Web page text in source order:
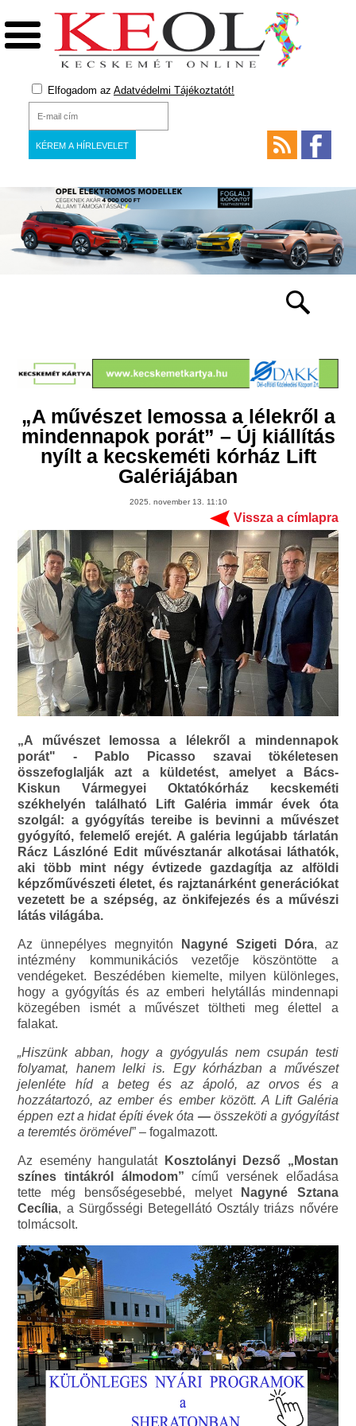
Elfogadom az Adatvédelmi Tájékoztatót!
„A művészet lemossa a lélekről a
mindennapok porát” – Új kiállítás
nyílt a kecskeméti kórház Lift
Galériájában
2025. november 13. 11:10
Vissza a címlapra
„A művészet lemossa a lélekről a mindennapok
porát" - Pablo Picasso szavai tökéletesen
összefoglalják azt a küldetést, amelyet a Bács-
Kiskun Vármegyei Oktatókórház kecskeméti
székhelyén található Lift Galéria immár évek óta
szolgál: a gyógyítás tereibe is bevinni a művészet
gyógyító, felemelő erejét. A galéria legújabb tárlatán
Rácz Lászlóné Edit művésztanár alkotásai láthatók,
aki több mint négy évtizede gazdagítja az alföldi
képzőművészeti életet, és rajztanárként generációkat
vezetett be a szépség, az önkifejezés és a művészi
látás világába.
Az ünnepélyes megnyitón Nagyné Szigeti Dóra, az
intézmény kommunikációs vezetője köszöntötte a
vendégeket. Beszédében kiemelte, milyen különleges,
hogy a gyógyítás és az emberi helytállás mindennapi
közegében ismét a művészet töltheti meg élettel a
falakat.
„Hiszünk abban, hogy a gyógyulás nem csupán testi
folyamat, hanem lelki is. Egy kórházban a művészet
jelenléte híd a beteg és az ápoló, az orvos és a
hozzátartozó, az ember és ember között. A Lift Galéria
éppen ezt a hidat építi évek óta — összeköti a gyógyítást
a teremtés örömével” – fogalmazott.
Az esemény hangulatát
Kosztolányi Dezső „Mostan
színes tintákról álmodom” című versének előadása
tette még bensőségesebbé, melyet
Nagyné Sztana
Cecília, a Sürgősségi Betegellátó Osztály triázs nővére
tolmácsolt.